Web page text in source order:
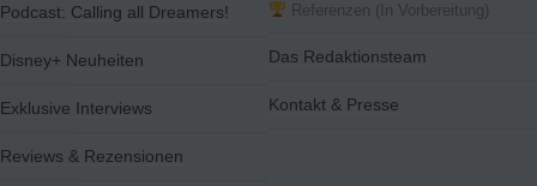
Podcast: Calling all Dreamers!
Disney+ Neuheiten
Exklusive Interviews
Reviews & Rezensionen
Referenzen (In Vorbereitung)
Das Redaktionsteam
Kontakt & Presse